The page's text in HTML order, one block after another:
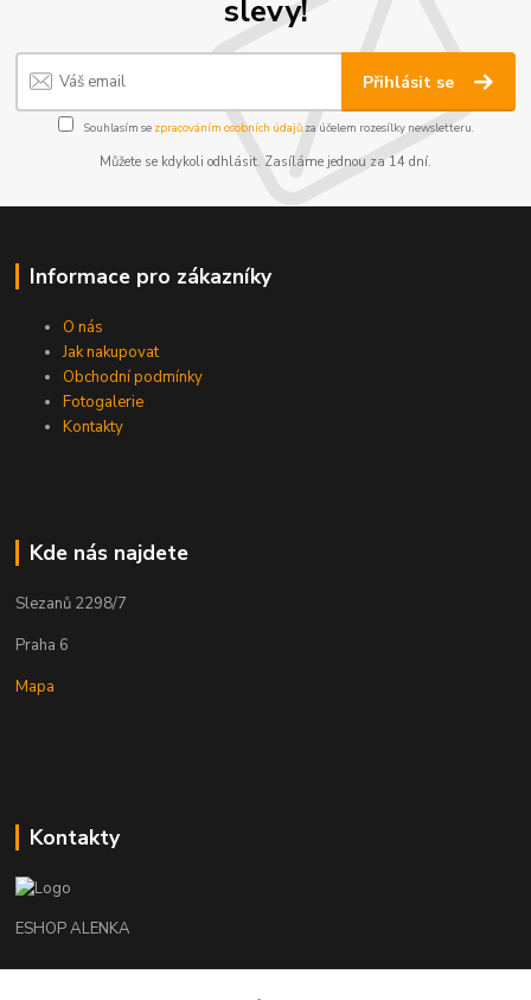
slevy!
Přihlásit se
Souhlasím se zpracováním osobních údajůza účelem rozesílky newsletteru.
Můžete se kdykoli odhlásit. Zasíláme jednou za 14 dní.
Informace pro zákazníky
O nás
Jak nakupovat
Obchodní podmínky
Fotogalerie
Kontakty
Kde nás najdete
Slezanů 2298/7
Praha 6
Mapa
Kontakty
ESHOP ALENKA